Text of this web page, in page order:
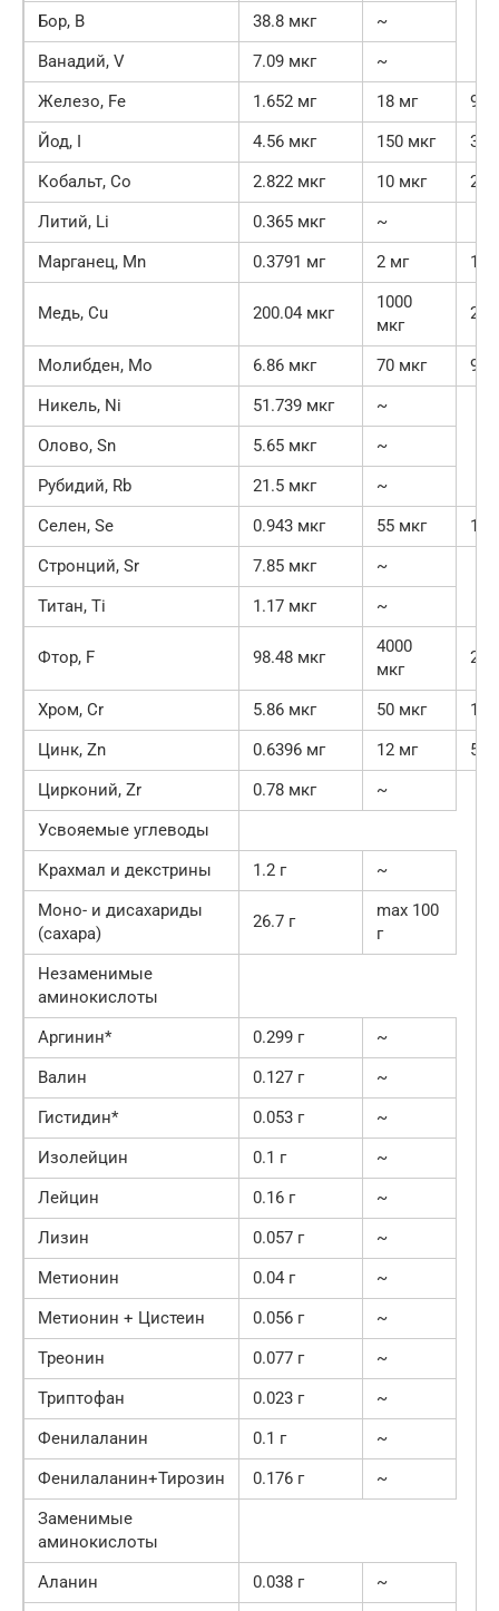
Бор, B 38.8 мкг
~
Ванадий, V
7.09 мкг
~
Железо, Fe
1.652 мг 18 мг
Йод, I
4.56 мкг 150 мкг
3%
Кобальт, Co
2.822 мкг 10 мкг
Литий, Li
0.365 мкг
~
Марганец, Mn
0.3791 мг 2 мг 19%
Медь, Cu 200.04 мкг
1000
мкг
20%
Молибден, Mo 6.86 мкг 70 мкг
Никель, Ni
51.739 мкг
~
Олово, Sn
5.65 мкг
~
Рубидий, Rb
21.5 мкг
~
Селен, Se
0.943 мкг 55 мкг
Стронций, Sr
7.85 мкг
~
Титан, Ti
1.17 мкг ~
Фтор, F 98.48 мкг
4000
мкг
Хром, Cr 5.86 мкг 50 мкг
Цинк, Zn
0.6396 мг 12 мг
Цирконий, Zr
0.78 мкг
~
Усвояемые углеводы
Крахмал и декстрины
1.2 г
~
Моно- и дисахариды
(сахара)
26.7 г
max 100
г
Незаменимые
аминокислоты
Аргинин*
0.299 г
~
Валин
0.127 г
~
Гистидин*
0.053 г
~
Изолейцин
0.1 г
~
Лейцин
0.16 г
~
Лизин
0.057 г
~
Метионин
0.04 г
~
Метионин + Цистеин
0.056 г
~
Треонин
0.077 г
~
Триптофан
0.023 г
~
Фенилаланин
0.1 г
~
Фенилаланин+Тирозин
0.176 г
~
Заменимые
аминокислоты
Аланин
0.038 г
~